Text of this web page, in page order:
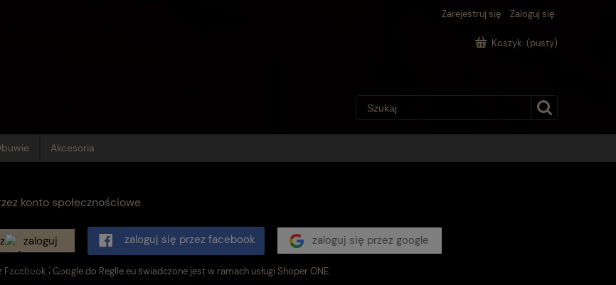
Zarejestruj się Zaloguj się
Koszyk: (pusty)
Akcesoria
konto społecznościowe
zaloguj się przez facebook zaloguj się przez google
Facebook i Google do Reglle.eu świadczone jest w ramach usługi Shoper ONE.